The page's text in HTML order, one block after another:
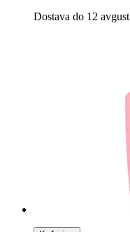
Dostava do 12 avgust